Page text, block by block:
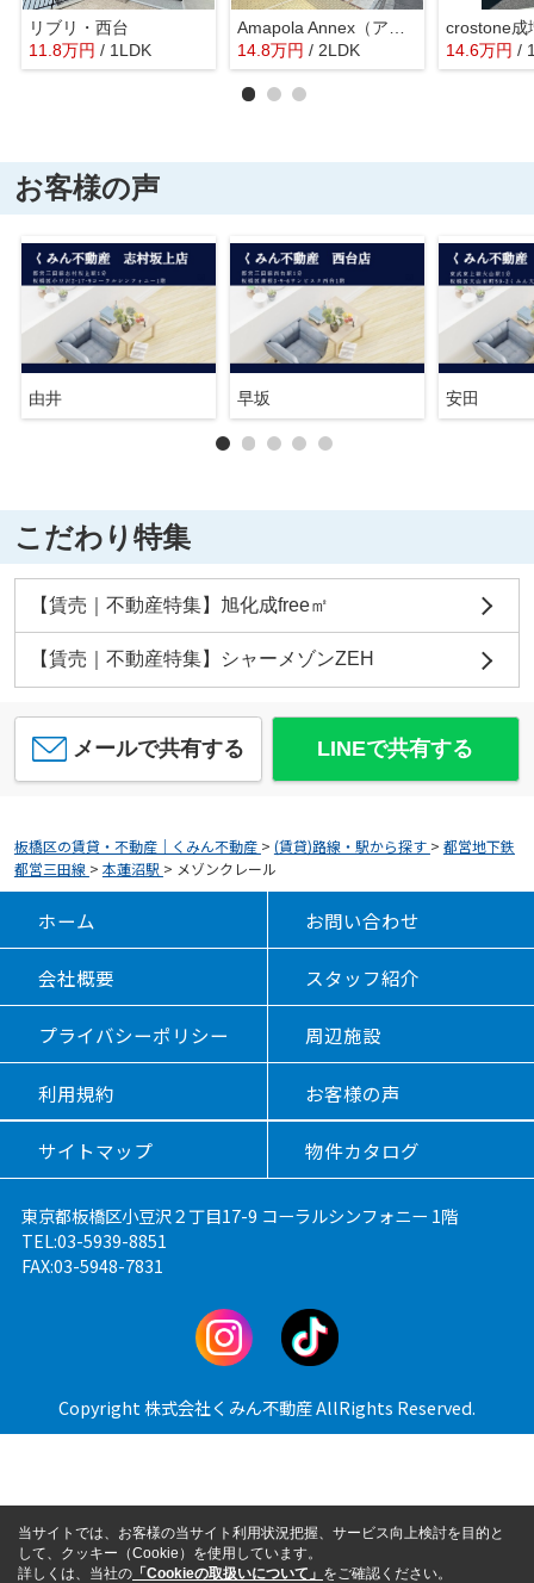
リブリ・西台
11.8万円 / 1LDK
Amapola Annex（アマポーラ アネックス）
14.8万円 / 2LDK
crostone成
14.6万円 /
お客様の声
由井 早坂 安田
こだわり特集
【賃売｜不動産特集】旭化成free㎡
【賃売｜不動産特集】シャーメゾンZEH
メールで共有する LINEで共有する
板橋区の賃貸・不動産｜くみん不動産 > (賃貸)路線・駅から探す > 都営地下鉄
都営三田線 > 本蓮沼駅 > メゾンクレール
ホーム お問い合わせ
会社概要 スタッフ紹介
プライバシーポリシー 周辺施設
利用規約 お客様の声
サイトマップ 物件カタログ
東京都板橋区小豆沢２丁目17-9 コーラルシンフォニー 1階
TEL:03-5939-8851
FAX:03-5948-7831
Copyright 株式会社くみん不動産 AllRights Reserved.
当サイトでは、お客様の当サイト利用状況把握、サービス向上検討を目的と
して、クッキー（Cookie）を使用しています。
詳しくは、当社の 「Cookieの取扱いについて」 をご確認ください。